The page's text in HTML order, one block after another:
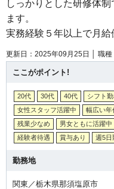
しっかりとした研修体
ます。
実務経験５年以上で月給
更新日：2025年09月25日 │ 職種
ここがポイント!
20代 30代 40代 シフト
女性スタッフ活躍中
幅広い年
残業少なめ
男女ともに活躍中
経験者待遇
賞与あり 週5日
勤務地
関東／栃木県那須塩原市